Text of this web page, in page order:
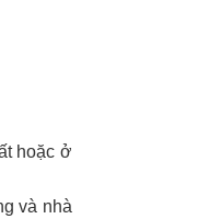
hoặc ở
và nhà